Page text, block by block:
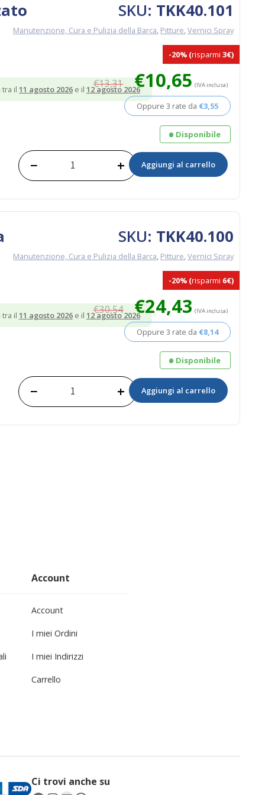
-20% (risparmi 3€)
SKU: TKK40.101
Manutenzione, Cura e Pulizia della Barca, Pitture,Vernici Spray
€13,31
prezzo
originale
era:
€13,31.
€10,65 prezzo
attuale
è:
€10,65.
(IVA inclusa)
Oppure 3 rate da €3,55
Disponibile
il 11 agosto 2026 e il 12 agosto 2026
Spray− + Aggiungi al carrello
-20% (risparmi 6€)
SKU: TKK40.100
Manutenzione, Cura e Pulizia della Barca, Pitture,Vernici Spray
€30,54
prezzo
originale
era:
€30,54.
€24,43 prezzo
attuale
è:
€24,43.
(IVA inclusa)
Oppure 3 rate da €8,14
Disponibile
il 11 agosto 2026 e il 12 agosto 2026
Spray− + Aggiungi al carrello
Account
Account
I miei Ordini
I miei Indirizzi
Carrello
Ci trovi anche su